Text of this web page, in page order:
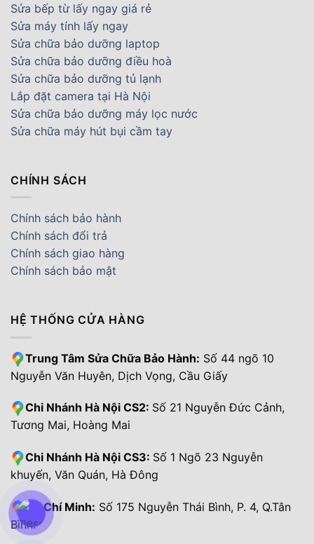
Sửa bếp từ lấy ngay giá rẻ
Sửa máy tính lấy ngay
Sửa chữa bảo dưỡng laptop
Sửa chữa bảo dưỡng điều hoà
Sửa chữa bảo dưỡng tủ lạnh
Lắp đặt camera tại Hà Nội
Sửa chữa bảo dưỡng máy lọc nước
Sửa chữa máy hút bụi cầm tay
CHÍNH SÁCH
Chính sách bảo hành
Chính sách đổi trả
Chính sách giao hàng
Chính sách bảo mật
HỆ THỐNG CỬA HÀNG
Trung Tâm Sửa Chữa Bảo Hành: Số 44 ngõ 10
Nguyễn Văn Huyên, Dịch Vọng, Cầu Giấy
Chi Nhánh Hà Nội CS2: Số 21 Nguyễn Đức Cảnh,
Tương Mai, Hoàng Mai
Chi Nhánh Hà Nội CS3: Số 1 Ngõ 23 Nguyễn
khuyến, Văn Quán, Hà Đông
Hồ Chí Minh: Số 175 Nguyễn Thái Bình, P. 4, Q.Tân
Bình.